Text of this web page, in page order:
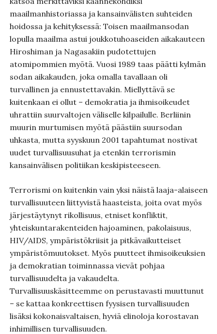
maailmanhistoriassa ja kansainvälisten suhteiden
hoidossa ja kehityksessä: Toisen maailmansodan
lopulla maailma astui joukkotuhoaseiden aikakauteen
Hiroshiman ja Nagasakiin pudotettujen
atomipommien myötä. Vuosi 1989 taas päätti kylmän
sodan aikakauden, joka omalla tavallaan oli
turvallinen ja ennustettavakin. Miellyttävä se
kuitenkaan ei ollut – demokratia ja ihmisoikeudet
uhrattiin suurvaltojen väliselle kilpailulle. Berliinin
muurin murtumisen myötä päästiin suursodan
uhkasta, mutta syyskuun 2001 tapahtumat nostivat
uudet turvallisuusuhat ja etenkin terrorismin
kansainvälisen politiikan keskipisteeseen.
Terrorismi on kuitenkin vain yksi näistä laaja-alaiseen
turvallisuuteen liittyvistä haasteista, joita ovat myös
järjestäytynyt rikollisuus, etniset konfliktit,
yhteiskuntarakenteiden hajoaminen, pakolaisuus,
HIV/AIDS, ympäristökriisit ja pitkävaikutteiset
ympäristömuutokset. Myös puutteet ihmisoikeuksien
ja demokratian toiminnassa vievät pohjaa
turvallisuudelta ja vakaudelta.
Turvallisuuskäsitteemme on perustavasti muuttunut
– se kattaa konkreettisen fyysisen turvallisuuden
lisäksi kokonaisvaltaisen, hyviä elinoloja korostavan
inhimillisen turvallisuuden.